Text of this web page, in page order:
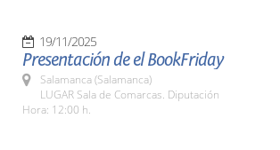
19/11/2025
Presentación de el BookFriday
Salamanca (Salamanca)
LUGAR Sala de Comarcas. Diputación
Hora: 12:00 h.